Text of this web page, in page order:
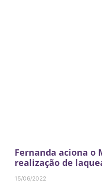
Fernanda aciona o
realização de
15/06/2022